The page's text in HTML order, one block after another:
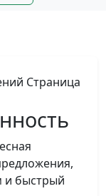
Страница
и быстрый